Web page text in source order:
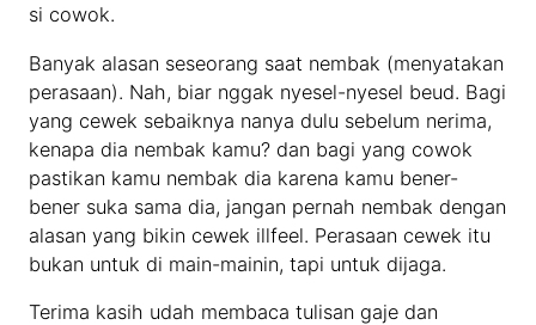
si cowok.
Banyak alasan seseorang saat nembak (menyatakan
perasaan). Nah, biar nggak nyesel-nyesel beud. Bagi
yang cewek sebaiknya nanya dulu sebelum nerima,
kenapa dia nembak kamu? dan bagi yang cowok
pastikan kamu nembak dia karena kamu bener-
bener suka sama dia, jangan pernah nembak dengan
alasan yang bikin cewek illfeel. Perasaan cewek itu
bukan untuk di main-mainin, tapi untuk dijaga.
Terima kasih udah membaca tulisan gaje dan